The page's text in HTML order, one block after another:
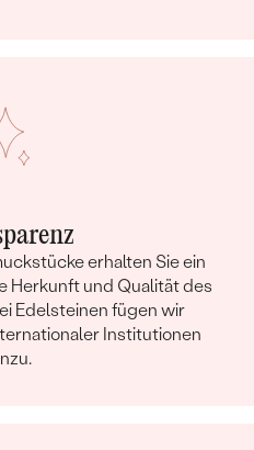
erhalten Sie ein
Herkunft und Qualität des
Edelsteinen fügen wir
Institutionen